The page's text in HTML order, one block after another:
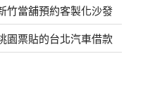
竹當舖預約客製化沙發
園票貼的台北汽車借款